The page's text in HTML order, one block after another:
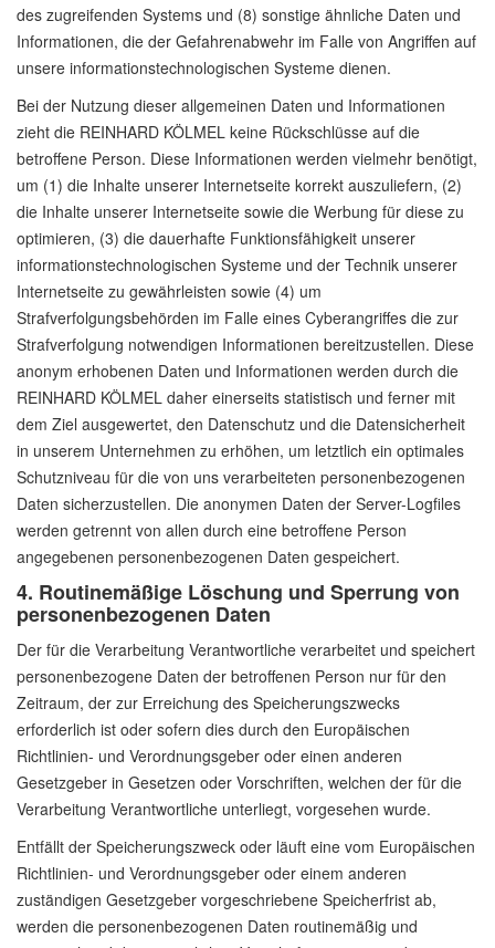
des zugreifenden Systems und (8) sonstige ähnliche Daten und
Informationen, die der Gefahrenabwehr im Falle von Angriffen auf
unsere informationstechnologischen Systeme dienen.
Bei der Nutzung dieser allgemeinen Daten und Informationen
zieht die REINHARD KÖLMEL keine Rückschlüsse auf die
betroffene Person. Diese Informationen werden vielmehr benötigt,
um (1) die Inhalte unserer Internetseite korrekt auszuliefern, (2)
die Inhalte unserer Internetseite sowie die Werbung für diese zu
optimieren, (3) die dauerhafte Funktionsfähigkeit unserer
informationstechnologischen Systeme und der Technik unserer
Internetseite zu gewährleisten sowie (4) um
Strafverfolgungsbehörden im Falle eines Cyberangriffes die zur
Strafverfolgung notwendigen Informationen bereitzustellen. Diese
anonym erhobenen Daten und Informationen werden durch die
REINHARD KÖLMEL daher einerseits statistisch und ferner mit
dem Ziel ausgewertet, den Datenschutz und die Datensicherheit
in unserem Unternehmen zu erhöhen, um letztlich ein optimales
Schutzniveau für die von uns verarbeiteten personenbezogenen
Daten sicherzustellen. Die anonymen Daten der Server-Logfiles
werden getrennt von allen durch eine betroffene Person
angegebenen personenbezogenen Daten gespeichert.
4. Routinemäßige Löschung und Sperrung von
personenbezogenen Daten
Der für die Verarbeitung Verantwortliche verarbeitet und speichert
personenbezogene Daten der betroffenen Person nur für den
Zeitraum, der zur Erreichung des Speicherungszwecks
erforderlich ist oder sofern dies durch den Europäischen
Richtlinien- und Verordnungsgeber oder einen anderen
Gesetzgeber in Gesetzen oder Vorschriften, welchen der für die
Verarbeitung Verantwortliche unterliegt, vorgesehen wurde.
Entfällt der Speicherungszweck oder läuft eine vom Europäischen
Richtlinien- und Verordnungsgeber oder einem anderen
zuständigen Gesetzgeber vorgeschriebene Speicherfrist ab,
werden die personenbezogenen Daten routinemäßig und